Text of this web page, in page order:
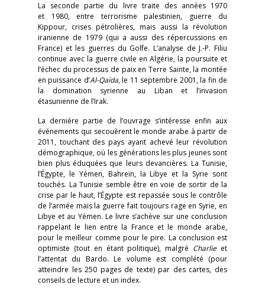
La seconde partie du livre traite des années 1970
et 1980, entre terrorisme palestinien, guerre du
Kippour, crises pétrolières, mais aussi la révolution
iranienne de 1979 (qui a aussi des répercussions en
France) et les guerres du Golfe. L’analyse de J.-P. Filiu
continue avec la guerre civile en Algérie, la poursuite et
l’échec du processus de paix en Terre Sainte, la montée
en puissance d’Al-Qaïda, le 11 septembre 2001, la fin de
la domination syrienne au Liban et l’invasion
étasunienne de l’Irak.
La dernière partie de l’ouvrage s’intéresse enfin aux
événements qui secouèrent le monde arabe à partir de
2011, touchant des pays ayant achevé leur révolution
démographique, où les générations les plus jeunes sont
bien plus éduquées que leurs devancières. La Tunisie,
l’Égypte, le Yémen, Bahreïn, la Libye et la Syrie sont
touchés. La Tunisie semble être en voie de sortir de la
crise par le haut, l’Égypte est repassée sous le contrôle
de l’armée mais la guerre fait toujours rage en Syrie, en
Libye et au Yémen. Le livre s’achève sur une conclusion
rappelant le lien entre la France et le monde arabe,
pour le meilleur comme pour le pire. La conclusion est
optimiste (tout en étant politique), malgré Charlie et
l’attentat du Bardo. Le volume est complété (pour
atteindre les 250 pages de texte) par des cartes, des
conseils de lecture et un index.